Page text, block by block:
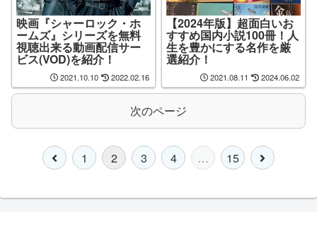
映画『シャーロック・ホ
ームズ』シリーズを無料
視聴出来る動画配信サー
ビス(VOD)を紹介！
2021.10.10 2022.02.16
【2024年版】超面白いお
すすめ国内小説100冊！人
生を豊かにする名作を厳
選紹介！
2021.08.11 2024.06.02
次のページ
1 2 3 4 … 15